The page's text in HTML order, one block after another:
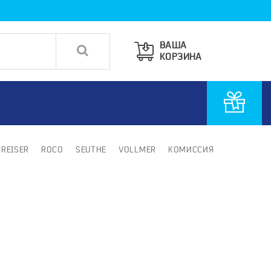
ВАША
КОРЗИНА
ROCO SEUTHE VOLLMER КОМИССИЯ